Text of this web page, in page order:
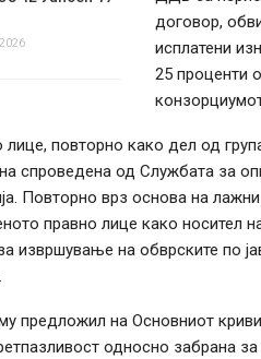
договор,
исплатени
25 проценти
повторно како дел од
спроведена од Службата за
Повторно врз основа на
правно лице како носител
извршување на обврските по
предложил на Основниот
односно забрана